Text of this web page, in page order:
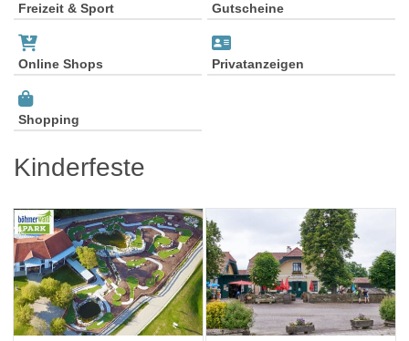
Freizeit & Sport Gutscheine
Online Shops Privatanzeigen
Shopping
Kinderfeste